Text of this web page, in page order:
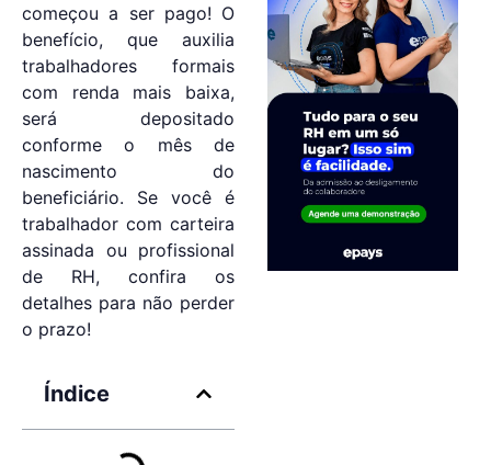
começou a ser pago! O
benefício, que auxilia
trabalhadores formais
com renda mais baixa,
será depositado
conforme o mês de
nascimento do
beneficiário. Se você é
trabalhador com carteira
assinada ou profissional
de RH, confira os
detalhes para não perder
o prazo!
Índice